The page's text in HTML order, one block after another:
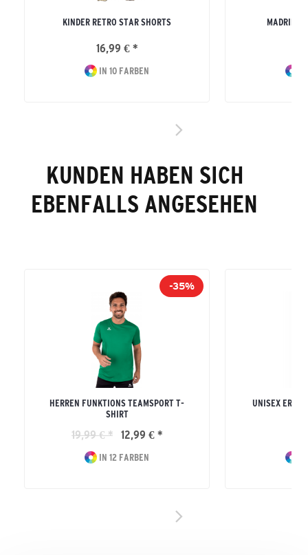
KINDER RETRO STAR SHORTS
16,99 € *
IN 10 FARBEN
MADRID
KUNDEN HABEN SICH
EBENFALLS ANGESEHEN
-35%
HERREN FUNKTIONS TEAMSPORT T-
SHIRT
19,99 € * 12,99 € *
IN 12 FARBEN
UNISEX